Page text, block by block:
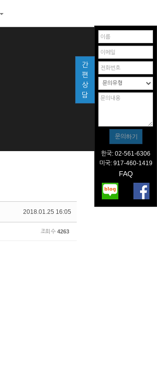
2018.01.25 16:05
조회 수 4263
간
편
상
담
한국: 02-561-6306
미국: 917-460-1419
FAQ